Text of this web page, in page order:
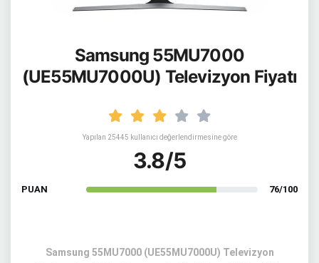
Samsung 55MU7000
(UE55MU7000U) Televizyon Fiyatı
Yapılan 25445 kullanıcı değerlendirmesine göre
3.8/5
PUAN 76/100
Samsung 55MU7000 (UE55MU7000U) Televizyon